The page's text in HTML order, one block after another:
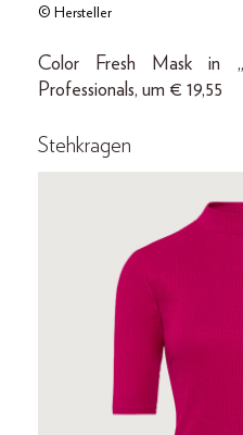
© Hersteller
Color Fresh Mask in
Professionals, um € 19,55
Stehkragen